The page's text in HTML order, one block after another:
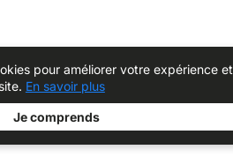
pour améliorer votre expérience et
En savoir plus
Je comprends